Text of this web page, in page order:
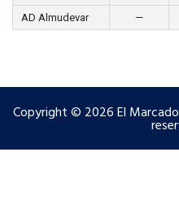
AD Almudevar
—
Copyright © 2026 El